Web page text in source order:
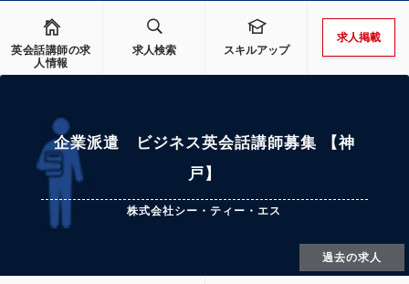
英会話講師の求
人情報
求人検索 スキルアップ
求人掲載
企業派遣 ビジネス英会話講師募集 【神
戸】
株式会社シー・ティー・エス
過去の求人